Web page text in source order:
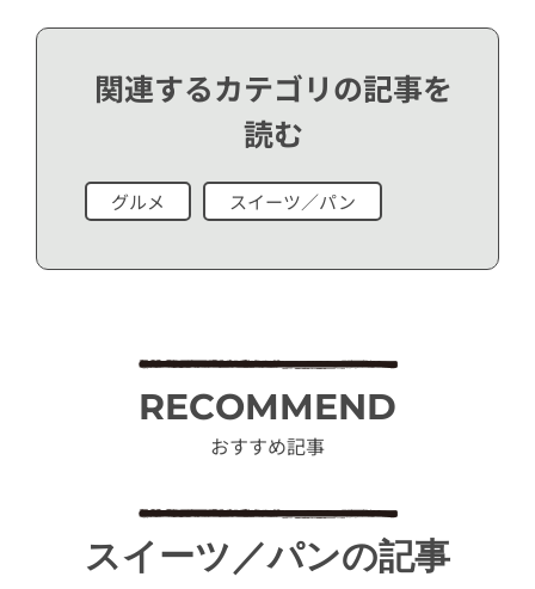
関連するカテゴリの記事を
読む
グルメ スイーツ／パン
RECOMMEND
おすすめ記事
スイーツ／パンの記事